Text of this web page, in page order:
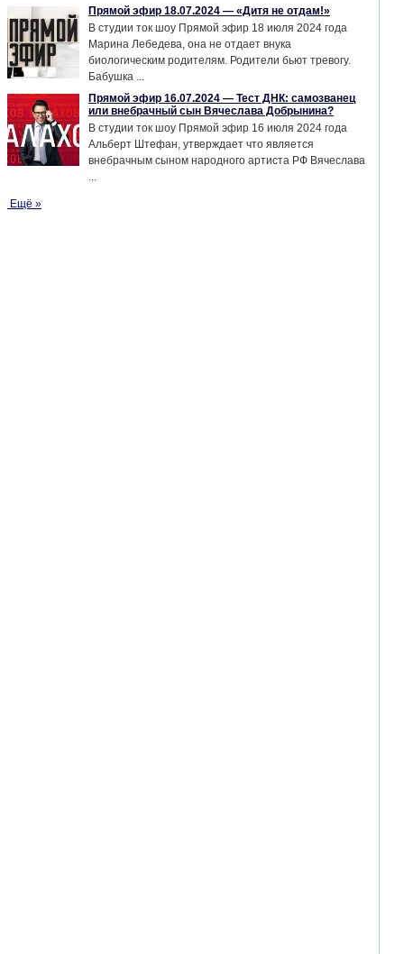
Прямой эфир 18.07.2024 — «Дитя не отдам!»
В студии ток шоу Прямой эфир 18 июля 2024 года
Марина Лебедева, она не отдает внука
биологическим родителям. Родители бьют тревогу.
Бабушка ...
Прямой эфир 16.07.2024 — Тест ДНК: самозванец
или внебрачный сын Вячеслава Добрынина?
В студии ток шоу Прямой эфир 16 июля 2024 года
Альберт Штефан, утверждает что является
внебрачным сыном народного артиста РФ Вячеслава
...
Ещё »